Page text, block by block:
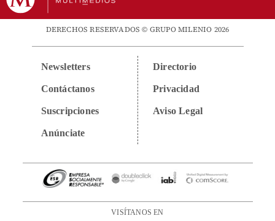
DERECHOS RESERVADOS © GRUPO MILENIO 2026
Newsletters
Contáctanos
Suscripciones
Anúnciate
Directorio
Privacidad
Aviso Legal
VISÍTANOS EN